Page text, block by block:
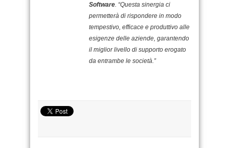
Software. “Questa sinergia ci
permetterà di rispondere in modo
tempestivo, efficace e produttivo alle
esigenze delle aziende, garantendo
il miglior livello di supporto erogato
da entrambe le società.”